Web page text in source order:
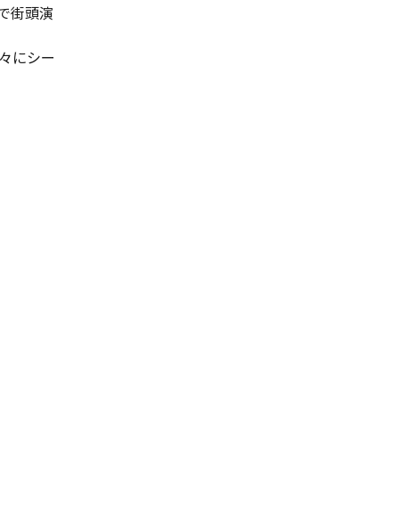
街頭演
にシー